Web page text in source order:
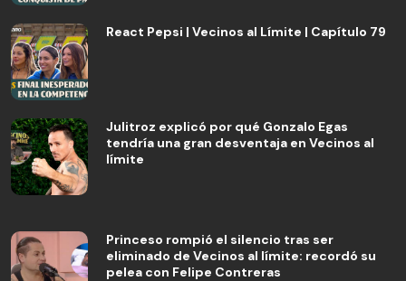
React Pepsi | Vecinos al Límite | Capítulo 79
Julitroz explicó por qué Gonzalo Egas
tendría una gran desventaja en Vecinos al
límite
Princeso rompió el silencio tras ser
eliminado de Vecinos al límite: recordó su
pelea con Felipe Contreras